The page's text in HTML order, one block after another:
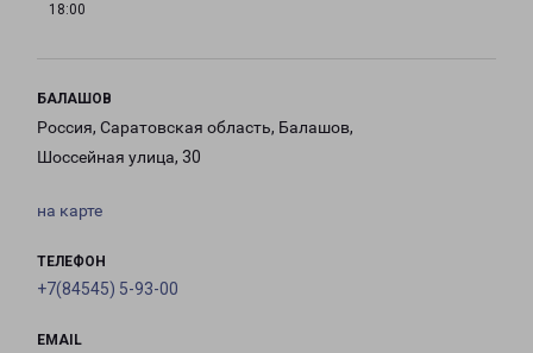
18:00
БАЛАШОВ
Россия, Саратовская область, Балашов,
Шоссейная улица, 30
на карте
ТЕЛЕФОН
+7(84545) 5-93-00
EMAIL